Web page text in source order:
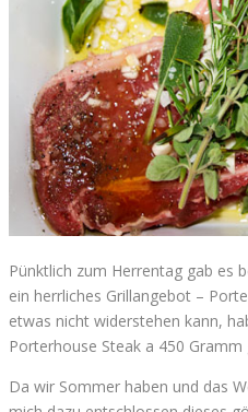
Pünktlich zum Herrentag gab es
ein herrliches Grillangebot –
etwas nicht widerstehen kann,
Porterhouse Steak a 450 Gramm
Da wir Sommer haben und das